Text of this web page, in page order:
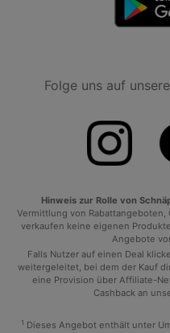
Folge uns auf
Hinweis zur Rolle von
Vermittlung von
verkaufen keine eigenen
Angebote
Falls Nutzer auf einen Deal
weitergeleitet, bei dem der Kauf
eine Provision über Affiliate-
Cashback an
1 Dieses Angebot enthält unter